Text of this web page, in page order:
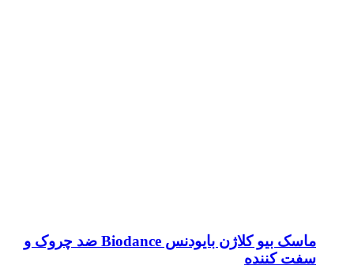
ماسک بیو کلاژن بایودنس Biodance ضد چروک و
سفت کننده